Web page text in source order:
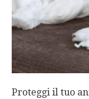
Proteggi il tuo